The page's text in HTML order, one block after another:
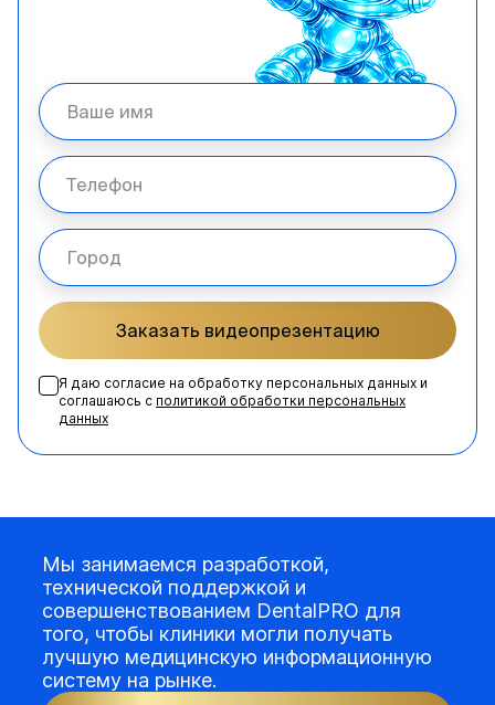
Заказать видеопрезентацию
Я даю согласие на обработку персональных данных и
соглашаюсь с политикой обработки персональных
данных
Мы занимаемся разработкой,
технической поддержкой и
совершенствованием DentalPRO для
того, чтобы клиники могли получать
лучшую медицинскую информационную
систему на рынке.